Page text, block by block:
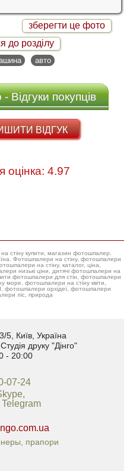
зберегти це фото
до розділу
авто
Відгуки покупців
ВІДГУК
оцінка: 4.97
стіну купити, магазин фотошпалер.
Фотошпалери на стіну, фотошпалери
на стіну, каталог, ціна,
дитячі фотошпалери на
фотошпалери для стін, фотошпалери
море, фотошпалери на стіну квіти,
фотошпалери орхідеї, фотошпалери
ліс, природа
5, Київ, Україна
Студія друку "Дінго"
9:00 - 20:00
07-24
прапори